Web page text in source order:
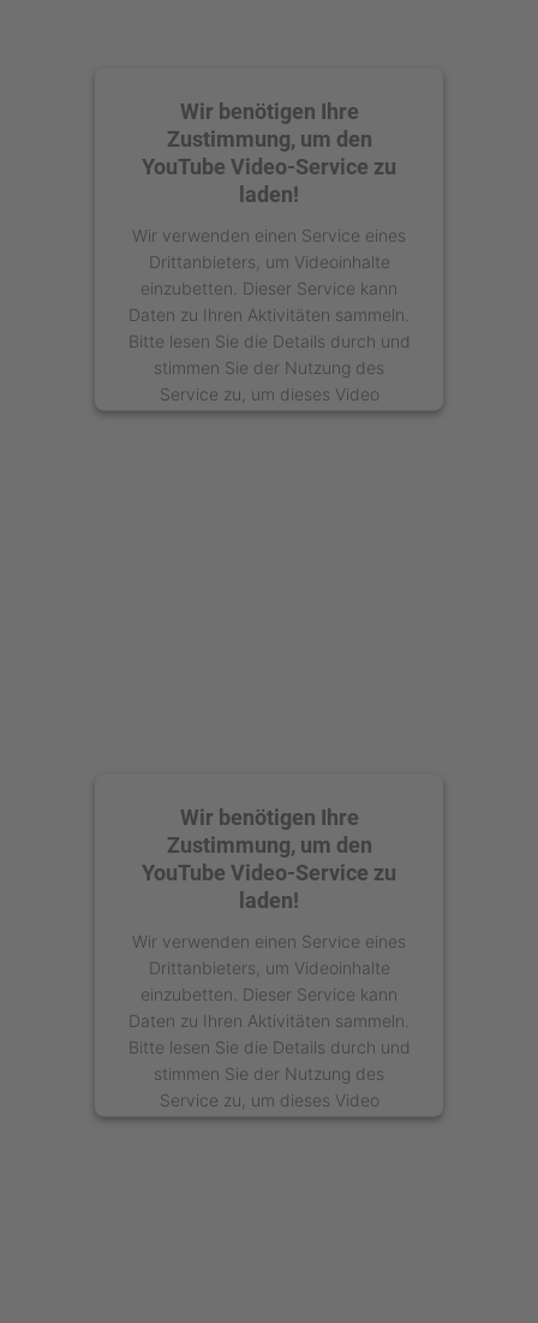
Wir benötigen Ihre
Zustimmung, um den
YouTube Video-Service zu
laden!
Wir verwenden einen Service eines
Drittanbieters, um Videoinhalte
einzubetten. Dieser Service kann
Daten zu Ihren Aktivitäten sammeln.
Bitte lesen Sie die Details durch und
stimmen Sie der Nutzung des
Service zu, um dieses Video
anzusehen.
Wir benötigen Ihre
Zustimmung, um den
YouTube Video-Service zu
laden!
Wir verwenden einen Service eines
Drittanbieters, um Videoinhalte
einzubetten. Dieser Service kann
Daten zu Ihren Aktivitäten sammeln.
Bitte lesen Sie die Details durch und
stimmen Sie der Nutzung des
Service zu, um dieses Video
anzusehen.